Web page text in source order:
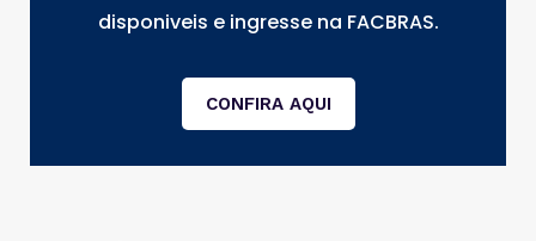
disponiveis e ingresse na FACBRAS.
CONFIRA AQUI